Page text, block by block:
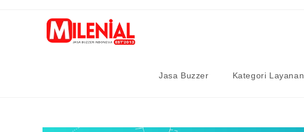
Jasa Buzzer Kategori Layanan